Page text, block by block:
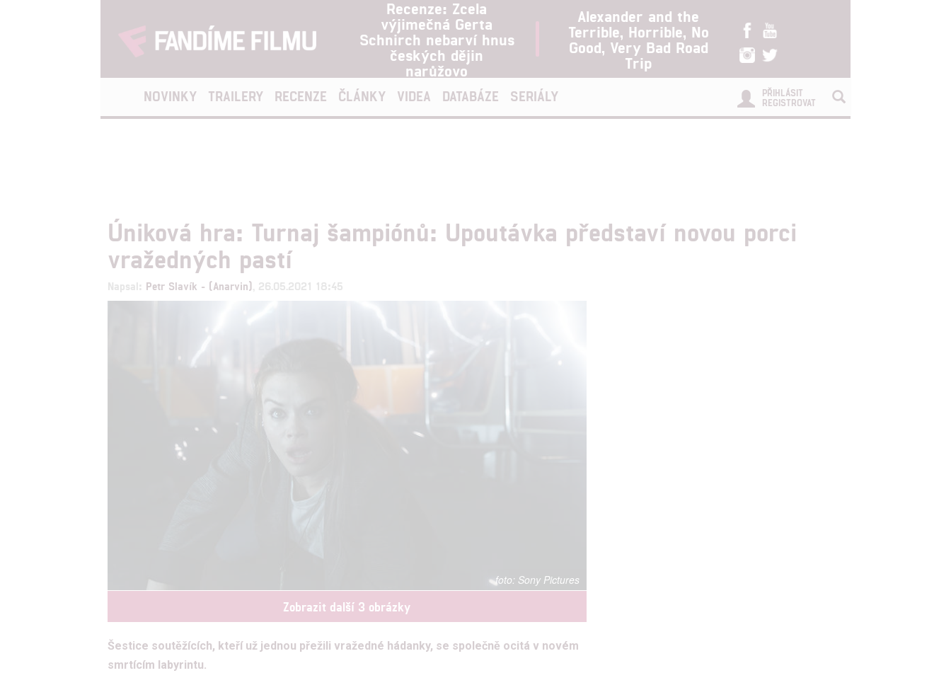
Recenze: Zcela
výjimečná Gerta
Schnirch nebarví hnus
českých dějin
narůžovo
Alexander and the
Terrible, Horrible, No
Good, Very Bad Road
Trip
NOVINKY TRAILERY RECENZE ČLÁNKY VIDEA DATABÁZE SERIÁLY
PŘIHLÁSIT
REGISTROVAT
Úniková hra: Turnaj šampiónů: Upoutávka představí novou porci
vražedných pastí
Napsal: Petr Slavík - (Anarvin) , 26.05.2021 18:45
Sony Pictures
Zobrazit další 3 obrázky
Šestice soutěžících, kteří už jednou přežili vražedné hádanky, se společně ocitá v novém
smrtícím labyrintu.